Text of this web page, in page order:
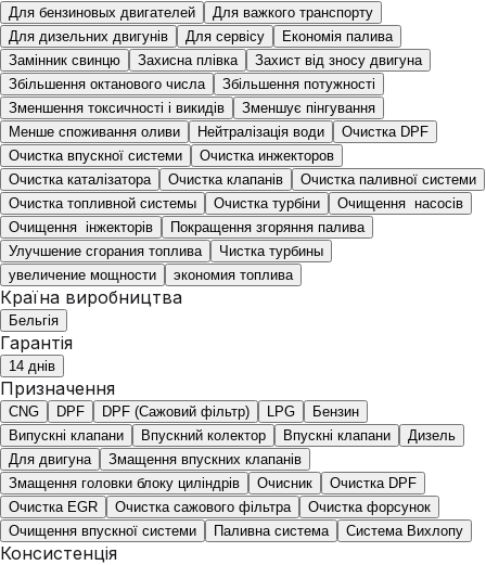
Для бензиновых двигателей
Для важкого транспорту
Для дизельних двигунів
Для сервісу
Економія палива
Замінник свинцю
Захисна плівка
Захист від зносу двигуна
Збільшення октанового числа
Збільшення потужності
Зменшення токсичності і викидів
Зменшує пінгування
Менше споживання оливи
Нейтралізація води
Очистка DPF
Очистка впускної системи
Очистка инжекторов
Очистка каталізатора
Очистка клапанів
Очистка паливної системи
Очистка топливной системы
Очистка турбіни
Очищення насосів
Очищення інжекторів
Покращення згоряння палива
Улучшение сгорания топлива
Чистка турбины
увеличение мощности
экономия топлива
Країна виробництва
Бельгія
Гарантія
14 днів
Призначення
CNG DPF DPF (Сажовий фільтр) LPG
Бензин
Випускні клапани
Впускний колектор Впускні клапани
Дизель
Для двигуна
Змащення впускних клапанів
Змащення головки блоку циліндрів
Очисник
Очистка DPF
Очистка EGR
Очистка сажового фільтра
Очистка форсунок
Очищення впускної системи
Паливна система Система Вихлопу
Консистенція